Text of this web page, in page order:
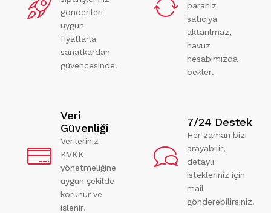
gönderileri
uygun
fiyatlarla
sanatkardan
güvencesinde.
paranız
satıcıya
aktarılmaz,
havuz
hesabımızda
bekler.
Veri
Güvenliği
Verileriniz
KVKK
yönetmeliğine
uygun şekilde
korunur ve
işlenir.
7/24 Destek
Her zaman bizi
arayabilir,
detaylı
istekleriniz için
mail
gönderebilirsiniz.